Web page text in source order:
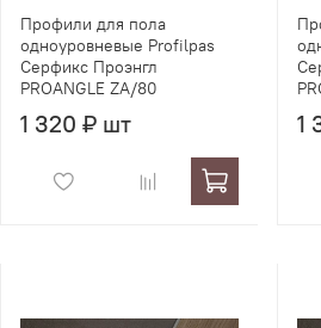
Профили для пола
одноуровневые Profilpas
Серфикс Проэнгл
PROANGLE ZA/80
1 320 ₽ шт 1